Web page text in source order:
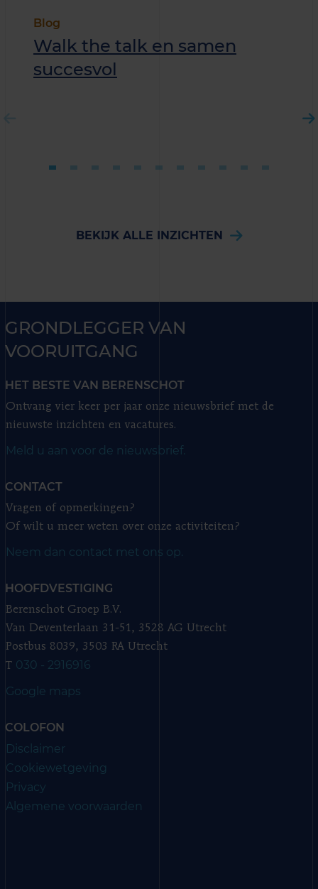
Blog
Walk the talk en samen
succesvol
BEKIJK ALLE INZICHTEN
GRONDLEGGER VAN
VOORUITGANG
HET BESTE VAN BERENSCHOT
Ontvang vier keer per jaar onze nieuwsbrief met de
nieuwste inzichten en vacatures.
Meld u aan voor de nieuwsbrief.
CONTACT
Vragen of opmerkingen?
Of wilt u meer weten over onze activiteiten?
Neem dan contact met ons op.
HOOFDVESTIGING
Berenschot Groep B.V.
Van Deventerlaan 31-51, 3528 AG Utrecht
Postbus 8039, 3503 RA Utrecht
T 030 - 2916916
Google maps
COLOFON
Disclaimer
Cookiewetgeving
Privacy
Algemene voorwaarden